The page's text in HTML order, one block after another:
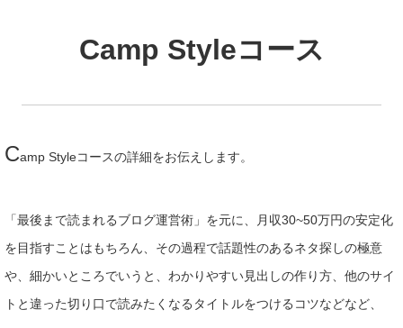
Camp Styleコース
Camp Styleコースの詳細をお伝えします。
「最後まで読まれるブログ運営術」を元に、月収30~50万円の安定化
を目指すことはもちろん、その過程で話題性のあるネタ探しの極意
や、細かいところでいうと、わかりやすい見出しの作り方、他のサイ
トと違った切り口で読みたくなるタイトルをつけるコツなどなど、